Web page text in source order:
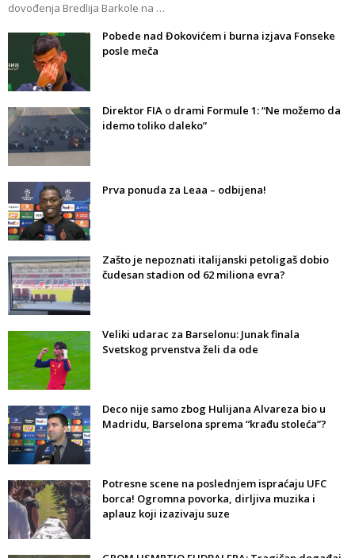
dovođenja Bredlija Barkole na …
Pobede nad Đokovićem i burna izjava Fonseke
posle meča
Direktor FIA o drami Formule 1: “Ne možemo da
idemo toliko daleko”
Prva ponuda za Leaa – odbijena!
Zašto je nepoznati italijanski petoligaš dobio
čudesan stadion od 62 miliona evra?
Veliki udarac za Barselonu: Junak finala
Svetskog prvenstva želi da ode
Deco nije samo zbog Hulijana Alvareza bio u
Madridu, Barselona sprema “krađu stoleća”?
Potresne scene na poslednjem ispraćaju UFC
borca! Ogromna povorka, dirljiva muzika i
aplauz koji izazivaju suze